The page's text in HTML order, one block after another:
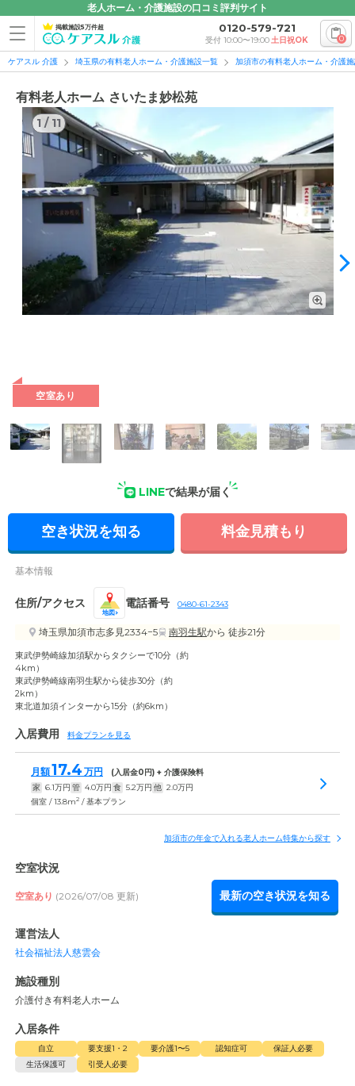
老人ホーム・介護施設の口コミ評判サイト
掲載施設5万件超 0120-579-721
受付 10:00〜19:00土日祝OK 0
ケアスル 介護 埼玉県の有料老人ホーム・介護施設一覧 加須市の有料老人ホーム・介護
有料老人ホーム さいたま妙松苑
1 / 11
空室あり
LINEで結果が届く
空き状況を知る 料金見積もり
基本情報
住所/アクセス
地図
電話番号 0480-61-2343
埼玉県加須市志多見2334−5 南羽生駅から 徒歩21分
東武伊勢崎線加須駅からタクシーで10分（約
4km
東武伊勢崎線南羽生駅から徒歩30分（約
2km
東北道加須インターから15分（約6km）
入居費用 料金プランを見る
月額17.4 万円 (入居金0円) + 介護保険料
家 6.1万円 管 4.0万円 食 5.2万円 他 2.0万円
個室 / 13.8m2 / 基本プラン
加須市の年金で入れる老人ホーム特集から探す
空室状況
空室あり (2026/07/08 更新) 最新の空き状況を知る
運営法人
社会福祉法人慈雲会
施設種別
介護付き有料老人ホーム
入居条件
自立 要支援1・2 要介護1〜5 認知症可
保証人必要
生活保護可
引受人必要